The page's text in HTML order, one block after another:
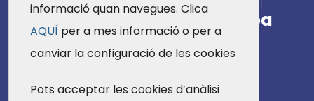
informació quan navegues. Clica
AQUÍ per a mes informació o per a
canviar la configuració de les cookies
Pots acceptar les cookies d’anàlisi
Subscriu-te a la News Galatea
Subscriu-te